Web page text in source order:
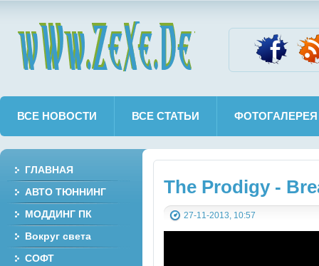
ВСЕ НОВОСТИ ВСЕ СТАТЬИ ФОТОГАЛЕРЕЯ
The Prodigy -
27-11-2013, 10:57
ГЛАВНАЯ
АВТО ТЮННИНГ
МОДДИНГ ПК
Вокруг света
СОФТ